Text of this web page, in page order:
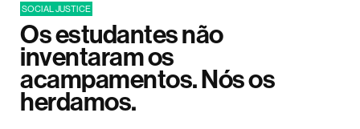
SOCIAL JUSTICE
Os estudantes não
inventaram os
acampamentos. Nós os
herdamos.